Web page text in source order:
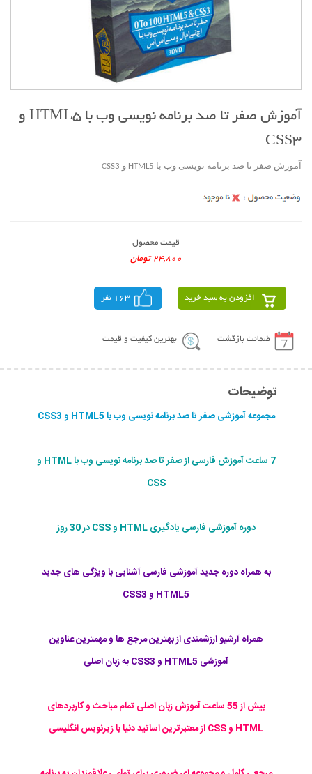
آموزش صفر تا صد برنامه نویسی وب با HTML5 و
CSS3
آموزش صفر تا صد برنامه نویسی وب با HTML5 و CSS3
قیمت محصول
24,800 تومان
افزودن به سبد خرید 163 نفر
ضمانت بازگشت بهترین کیفیت و قیمت
توضیحات
مجموعه آموزشی صفر تا صد برنامه نویسی وب با HTML5 و CSS3
7 ساعت آموزش فارسی از صفر تا صد برنامه نویسی وب با HTML و
CSS
دوره آموزشی فارسی یادگیری HTML و CSS در 30 روز
به همراه دوره جدید آموزشی فارسی آشنایی با ویژگی های جدید
HTML5 و CSS3
همراه آرشیو ارزشمندی از بهترین مرجع ها و مهمترین عناوین
آموزشی HTML5 و CSS3 به زبان اصلی
بیش از 55 ساعت آموزش زبان اصلی تمام مباحث و کاربردهای
HTML و CSS از معتبرترین اساتید دنیا با زیرنویس انگلیسی